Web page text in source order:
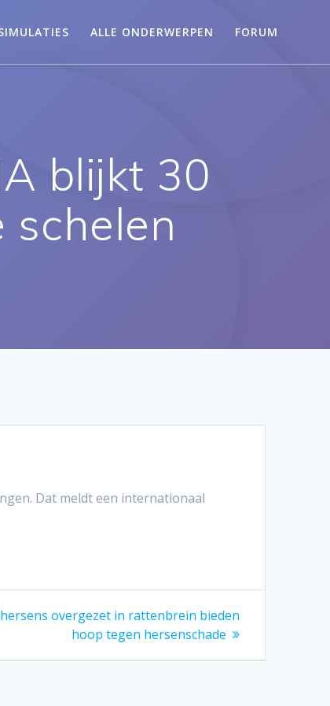
ALLE ONDERWERPEN FORUM
blijkt 30
Dat meldt een internationaal
overgezet in rattenbrein bieden
hoop tegen hersenschade